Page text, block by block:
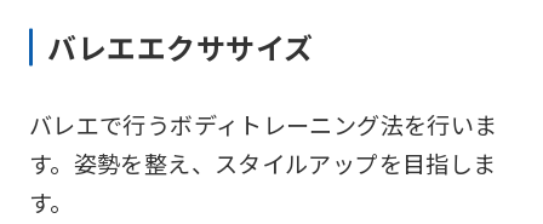
バレエエクササイズ
バレエで行うボディトレーニング法を行いま
す。姿勢を整え、スタイルアップを目指しま
す。